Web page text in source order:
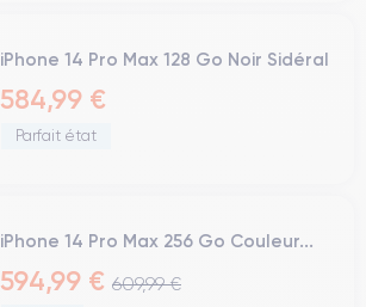
iPhone 14 Pro Max 128 Go Noir Sidéral
584,99 €
Parfait état
iPhone 14 Pro Max 256 Go Couleur...
594,99 € 609,99 €